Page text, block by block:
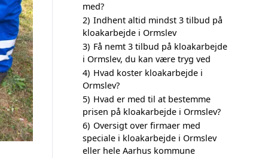
med?
2) Indhent altid mindst 3 tilbud på
kloakarbejde i Ormslev
3) Få nemt 3 tilbud på kloakarbejde
i Ormslev, du kan være tryg ved
4) Hvad koster kloakarbejde i
Ormslev?
5) Hvad er med til at bestemme
prisen på kloakarbejde i Ormslev?
6) Oversigt over firmaer med
speciale i kloakarbejde i Ormslev
eller hele Aarhus kommune